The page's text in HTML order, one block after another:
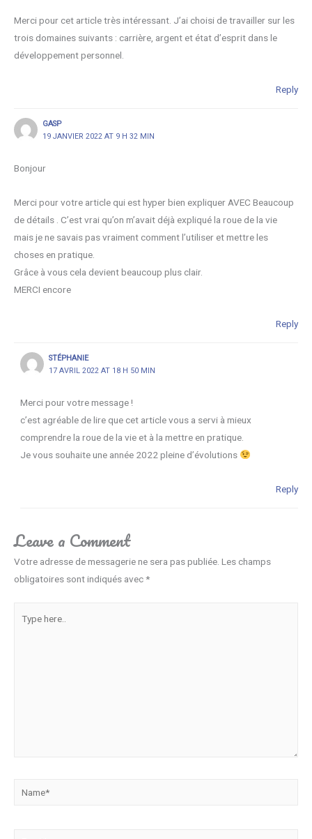
Merci pour cet article très intéressant. J’ai choisi de travailler sur les
trois domaines suivants : carrière, argent et état d’esprit dans le
développement personnel.
Reply
GASP
19 JANVIER 2022 AT 9 H 32 MIN
Bonjour
Merci pour votre article qui est hyper bien expliquer AVEC Beaucoup
de détails . C’est vrai qu’on m’avait déjà expliqué la roue de la vie
mais je ne savais pas vraiment comment l’utiliser et mettre les
choses en pratique.
Grâce à vous cela devient beaucoup plus clair.
MERCI encore
Reply
STÉPHANIE
17 AVRIL 2022 AT 18 H 50 MIN
Merci pour votre message !
c’est agréable de lire que cet article vous a servi à mieux
comprendre la roue de la vie et à la mettre en pratique.
Je vous souhaite une année 2022 pleine d’évolutions
Reply
Leave a Comment
Votre adresse de messagerie ne sera pas publiée. Les champs
obligatoires sont indiqués avec*
Name*